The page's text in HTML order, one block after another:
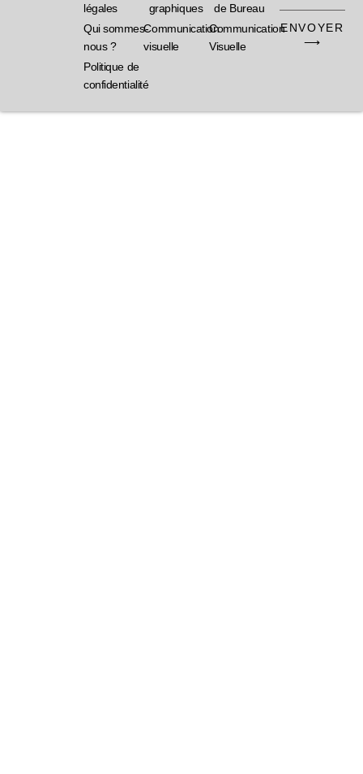
légales
Qui sommes-
nous ?
Politique de
confidentialité
graphiques
Communication
visuelle
de Bureau
Communication
Visuelle
ENVOYER
⟶